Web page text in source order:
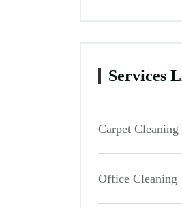
Services
Carpet Cleaning
Office Cleaning